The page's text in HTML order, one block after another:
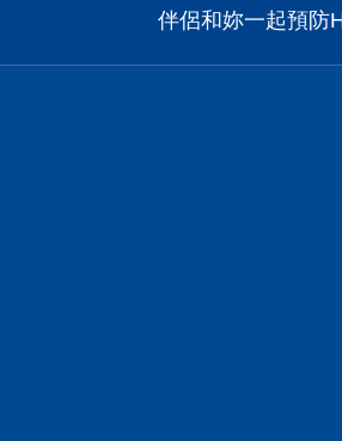
伴侶和妳一起預防